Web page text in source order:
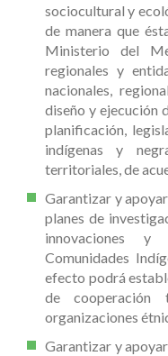
sociocultural y
de manera que
Ministerio del
regionales y
nacionales,
diseño y ejecución
planificación,
indígenas y
territoriales, de
Garantizar y
planes de
innovaciones
Comunidades
efecto podrá
de cooperación
organizaciones
Garantizar y